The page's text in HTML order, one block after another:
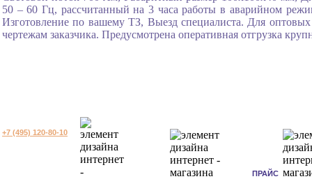
50 – 60 Гц, рассчитанный на 3 часа работы в аварийном
Изготовление по вашему ТЗ, Выезд специалиста. Для
чертежам заказчика. Предусмотрена оперативная отгрузка
+7 (495) 120-80-10
ПРАЙС